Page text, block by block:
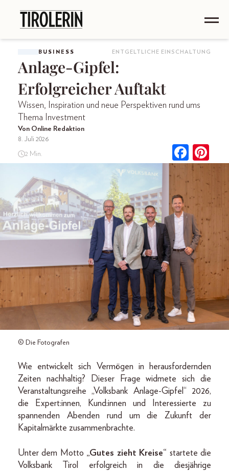
BUSINESS ENTGELTLICHE EINSCHALTUNG
Anlage-Gipfel:
Erfolgreicher Auftakt
Wissen, Inspiration und neue Perspektiven rund ums
Thema Investment
Von Online Redaktion
8. Juli 2026
2 Min.
© Die Fotografen
Wie entwickelt sich Vermögen in herausfordernden
Zeiten nachhaltig? Dieser Frage widmete sich die
Veranstaltungsreihe „Volksbank Anlage-Gipfel“ 2026,
die Expert:innen, Kund:innen und Interessierte zu
spannenden Abenden rund um die Zukunft der
Kapitalmärkte zusammenbrachte.
Unter dem Motto „Gutes zieht Kreise“ startete die
Volksbank Tirol erfolgreich in die diesjährige